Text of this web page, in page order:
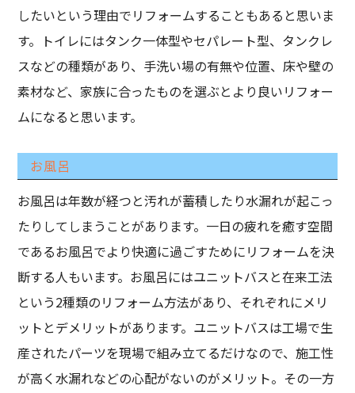
したいという理由でリフォームすることもあると思いま
す。トイレにはタンク一体型やセパレート型、タンクレ
スなどの種類があり、手洗い場の有無や位置、床や壁の
素材など、家族に合ったものを選ぶとより良いリフォー
ムになると思います。
お風呂
お風呂は年数が経つと汚れが蓄積したり水漏れが起こっ
たりしてしまうことがあります。一日の疲れを癒す空間
であるお風呂でより快適に過ごすためにリフォームを決
断する人もいます。お風呂にはユニットバスと在来工法
という2種類のリフォーム方法があり、それぞれにメリ
ットとデメリットがあります。ユニットバスは工場で生
産されたパーツを現場で組み立てるだけなので、施工性
が高く水漏れなどの心配がないのがメリット。その一方